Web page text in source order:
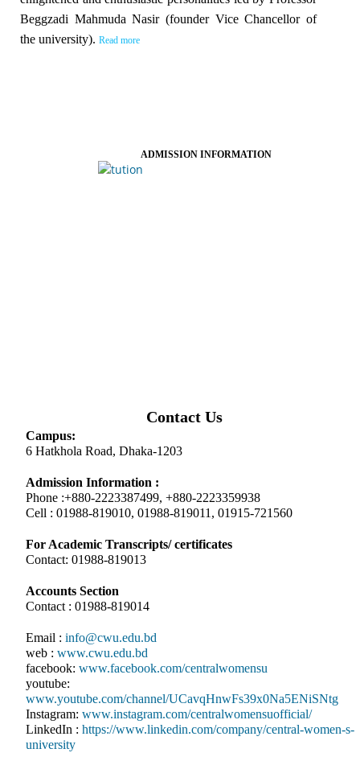
Beggzadi Mahmuda Nasir (founder Vice Chancellor of
the university). Read more
ADMISSION INFORMATION
Contact Us
Campus:
6 Hatkhola Road, Dhaka-1203
Admission Information :
Phone :+880-2223387499, +880-2223359938
Cell : 01988-819010, 01988-819011, 01915-721560
For Academic Transcripts/ certificates
Contact: 01988-819013
Accounts Section
Contact : 01988-819014
Email : info@cwu.edu.bd
web : www.cwu.edu.bd
facebook: www.facebook.com/centralwomensu
youtube:
www.youtube.com/channel/UCavqHnwFs39x0Na5ENiSNtg
Instagram: www.instagram.com/centralwomensuofficial/
LinkedIn : https://www.linkedin.com/company/central-women-s-
university